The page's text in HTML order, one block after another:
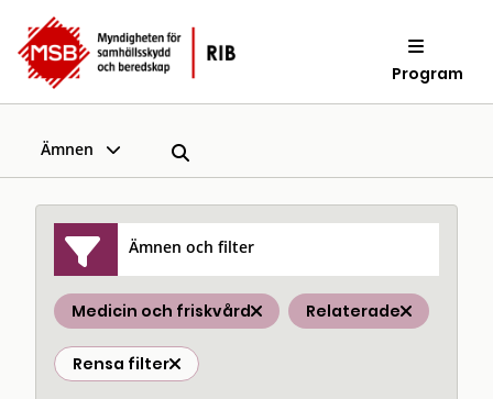
Program
Ämnen
Ämnen och filter
Medicin och friskvård Relaterade
Rensa filter